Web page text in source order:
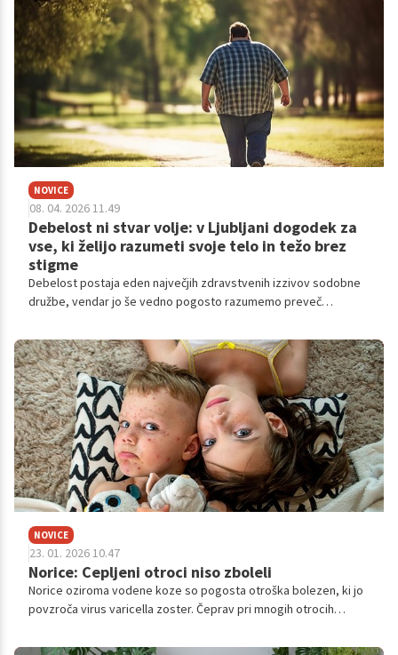
NOVICE
08. 04. 2026 11.49
Debelost ni stvar volje: v Ljubljani dogodek za
vse, ki želijo razumeti svoje telo in težo brez
stigme
Debelost postaja eden največjih zdravstvenih izzivov sodobne
družbe, vendar jo še vedno pogosto razumemo preveč
sloga. V resnici gre za kompleksno kronično bolezen, na katero
vplivajo genetika, hormoni, delovanje možganov, stres in okolje.
NOVICE
23. 01. 2026 10.47
Norice: Cepljeni otroci niso zboleli
Norice oziroma vodene koze so pogosta otroška bolezen, ki jo
povzroča virus varicella zoster. Čeprav pri mnogih otrocih
uvedba rednega cepljenja otrok proti noricam v Sloveniji